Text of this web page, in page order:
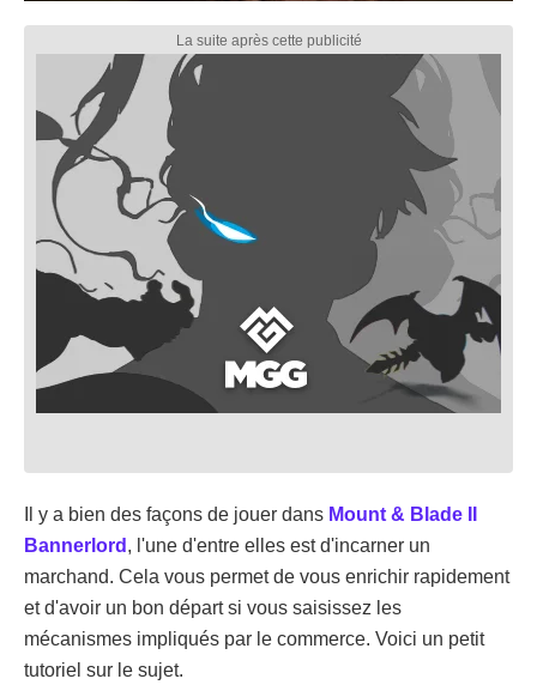
Il y a bien des façons de jouer dans Mount & Blade II
Bannerlord , l'une d'entre elles est d'incarner un
marchand. Cela vous permet de vous enrichir rapidement
et d'avoir un bon départ si vous saisissez les
mécanismes impliqués par le commerce. Voici un petit
tutoriel sur le sujet.